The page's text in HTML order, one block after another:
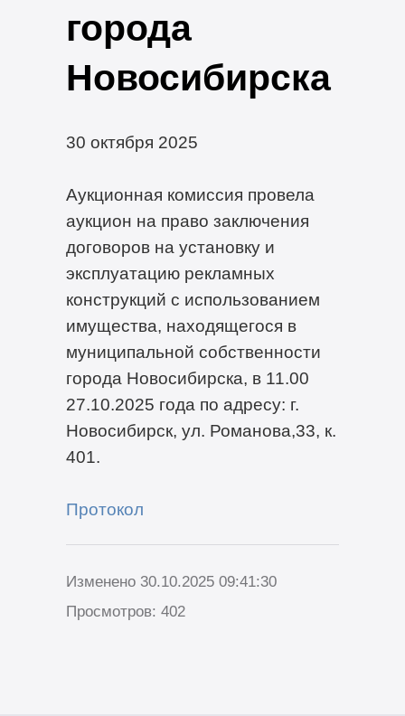
города
Новосибирска
30 октября 2025
Аукционная комиссия провела
аукцион на право заключения
договоров на установку и
эксплуатацию рекламных
конструкций с использованием
имущества, находящегося в
муниципальной собственности
города Новосибирска, в 11.00
27.10.2025 года по адресу: г.
Новосибирск, ул. Романова,33, к.
401.
Протокол
Изменено 30.10.2025 09:41:30
Просмотров: 402